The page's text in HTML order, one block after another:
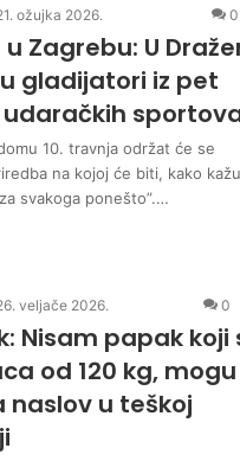
ožujka 2026. 0
Zagrebu: U
gladijatori iz pet
10. travnja održat će se
na kojoj će biti, kako kažu
svakoga ponešto”.…
veljače 2026. 0
Nisam papak koji
od 120 kg,
naslov u teškoj